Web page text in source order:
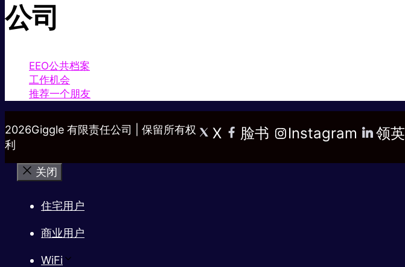
公司
EEO公共档案
工作机会
推荐一个朋友
2026Giggle 有限责任公司 | 保留所有权
利
X 脸书 Instagram 领英
关闭
住宅用户
商业用户
WiFi